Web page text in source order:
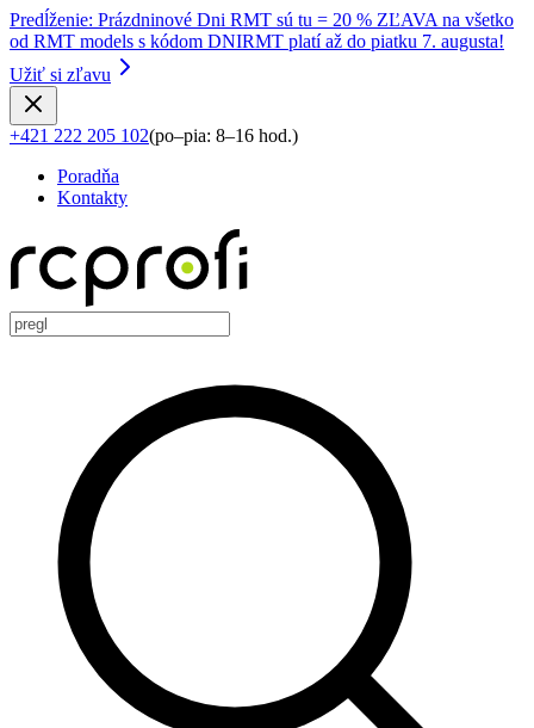
Predĺženie: Prázdninové Dni RMT sú tu = 20 % ZĽAVA na všetko
od RMT models s kódom DNIRMT platí až do piatku 7. augusta!
Užiť si zľavu
+421 222 205 102(po–pia: 8–16 hod.)
Poradňa
Kontakty